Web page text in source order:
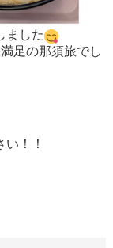
ました
足の那須旅でし
！！